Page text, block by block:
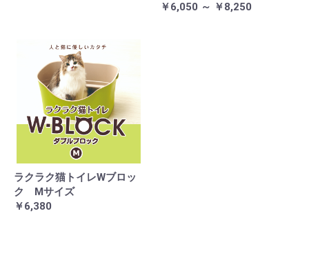
￥6,050 ～ ￥8,250
ラクラク猫トイレWブロッ
ク Mサイズ
￥6,380